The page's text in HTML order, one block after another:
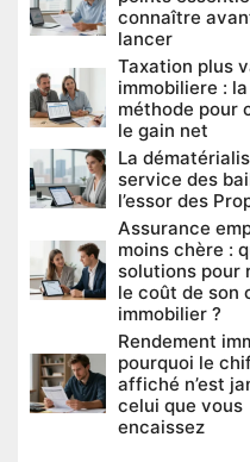
connaître
lancer
Taxation plus
immobiliere : la
méthode pour
le gain net
La
service des
l’essor des
Assurance
moins chère :
solutions pour
le coût de son
immobilier ?
Rendement
pourquoi le
affiché n’est
celui que vous
encaissez